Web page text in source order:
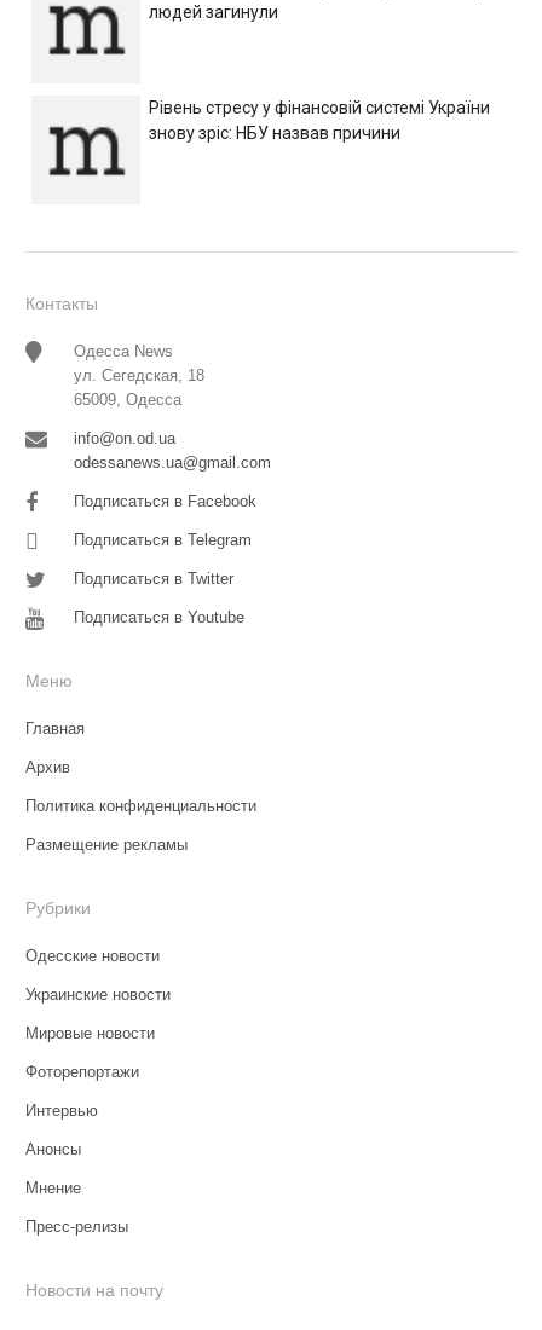
людей загинули
Рівень стресу у фінансовій системі України
знову зріс: НБУ назвав причини
Контакты
Одесса News
ул. Сегедская, 18
65009, Одесса
info@on.od.ua
odessanews.ua@gmail.com
Подписаться в Facebook
Подписаться в Telegram
Подписаться в Twitter
Подписаться в Youtube
Меню
Главная
Архив
Политика конфиденциальности
Размещение рекламы
Рубрики
Одесские новости
Украинские новости
Мировые новости
Фоторепортажи
Интервью
Анонсы
Мнение
Пресс-релизы
Новости на почту